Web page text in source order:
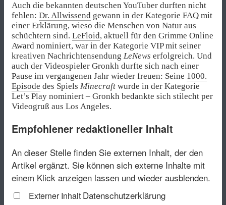
Auch die bekannten deutschen YouTuber durften nicht
fehlen: Dr. Allwissend gewann in der Kategorie FAQ mit
einer Erklärung, wieso die Menschen von Natur aus
schüchtern sind. LeFloid, aktuell für den Grimme Online
Award nominiert, war in der Kategorie VIP mit seiner
kreativen Nachrichtensendung LeNews erfolgreich. Und
auch der Videospieler Gronkh durfte sich nach einer
Pause im vergangenen Jahr wieder freuen: Seine 1000.
Episode des Spiels Minecraft wurde in der Kategorie
Let’s Play nominiert – Gronkh bedankte sich stilecht per
Videogruß aus Los Angeles.
Empfohlener redaktioneller Inhalt
An dieser Stelle finden Sie externen Inhalt, der den
Artikel ergänzt. Sie können sich externe Inhalte mit
einem Klick anzeigen lassen und wieder ausblenden.
Externer Inhalt Datenschutzerklärung